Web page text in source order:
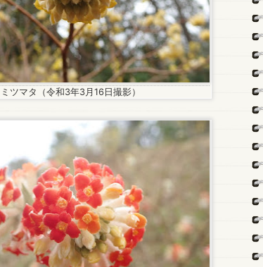
ミツマタ（令和3年3月16日撮影）